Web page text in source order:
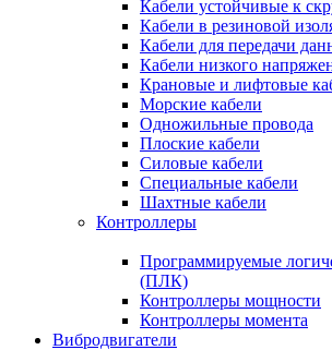
Кабели устойчивые к
Кабели в резиновой
Кабели для передачи
Кабели низкого
Крановые и лифтовые
Морские кабели
Одножильные провода
Плоские кабели
Силовые кабели
Специальные кабели
Шахтные кабели
Контроллеры
Программируемые
(ПЛК)
Контроллеры мощности
Контроллеры момента
Вибродвигатели